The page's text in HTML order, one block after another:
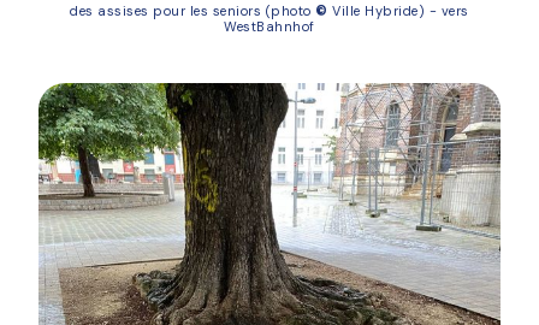
des assises pour les seniors (photo ©Ville Hybride) - vers
WestBahnhof